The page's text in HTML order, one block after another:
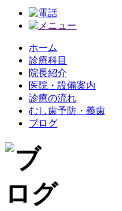
ホーム
診療科目
院長紹介
医院・設備案内
診療の流れ
むし歯予防・義歯
ブログ